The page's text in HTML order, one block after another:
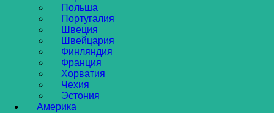
Польша
Португалия
Швеция
Швейцария
Финляндия
Франция
Хорватия
Чехия
Эстония
Америка